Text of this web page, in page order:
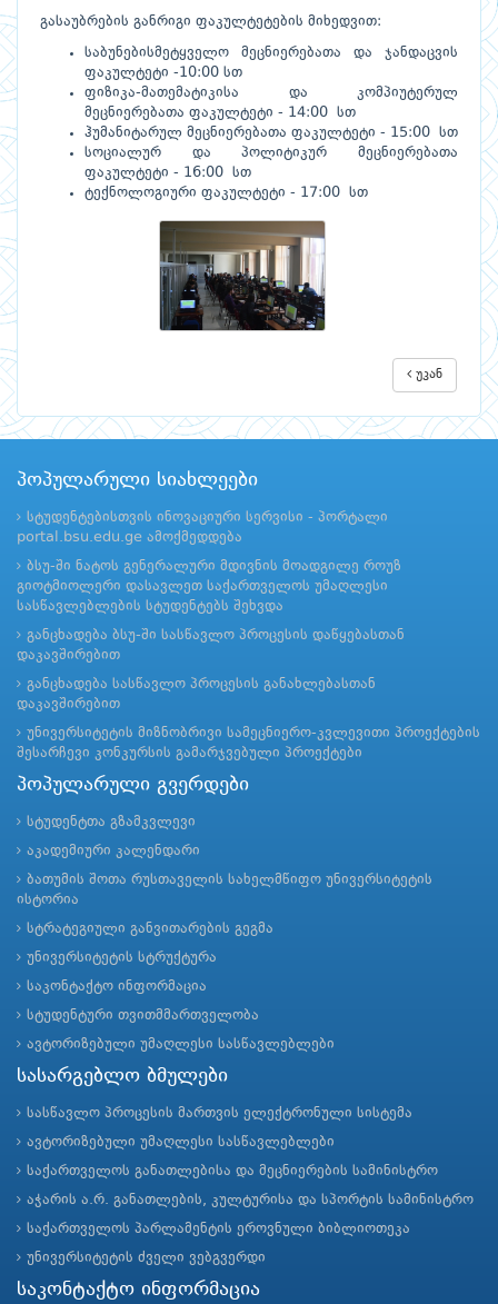
გასაუბრების განრიგი ფაკულტეტების მიხედვით:
საბუნებისმეტყველო მეცნიერებათა და ჯანდაცვის
ფაკულტეტი -10:00 სთ
ფიზიკა-მათემატიკისა და კომპიუტერულ
მეცნიერებათა ფაკულტეტი - 14:00 სთ
ჰუმანიტარულ მეცნიერებათა ფაკულტეტი - 15:00 სთ
სოციალურ და პოლიტიკურ მეცნიერებათა
ფაკულტეტი - 16:00 სთ
ტექნოლოგიური ფაკულტეტი - 17:00 სთ
უკან
პოპულარული სიახლეები
სტუდენტებისთვის ინოვაციური სერვისი - პორტალი
portal.bsu.edu.ge ამოქმედდება
ბსუ-ში ნატოს გენერალური მდივნის მოადგილე როუზ
გიოტმიოლერი დასავლეთ საქართველოს უმაღლესი
სასწავლებლების სტუდენტებს შეხვდა
განცხადება ბსუ-ში სასწავლო პროცესის დაწყებასთან
დაკავშირებით
განცხადება სასწავლო პროცესის განახლებასთან
დაკავშირებით
უნივერსიტეტის მიზნობრივი სამეცნიერო-კვლევითი პროექტების
შესარჩევი კონკურსის გამარჯვებული პროექტები
პოპულარული გვერდები
სტუდენტთა გზამკვლევი
აკადემიური კალენდარი
ბათუმის შოთა რუსთაველის სახელმწიფო უნივერსიტეტის
ისტორია
სტრატეგიული განვითარების გეგმა
უნივერსიტეტის სტრუქტურა
საკონტაქტო ინფორმაცია
სტუდენტური თვითმმართველობა
ავტორიზებული უმაღლესი სასწავლებლები
სასარგებლო ბმულები
სასწავლო პროცესის მართვის ელექტრონული სისტემა
ავტორიზებული უმაღლესი სასწავლებლები
საქართველოს განათლებისა და მეცნიერების სამინისტრო
აჭარის ა.რ. განათლების, კულტურისა და სპორტის სამინისტრო
საქართველოს პარლამენტის ეროვნული ბიბლიოთეკა
უნივერსიტეტის ძველი ვებგვერდი
საკონტაქტო ინფორმაცია